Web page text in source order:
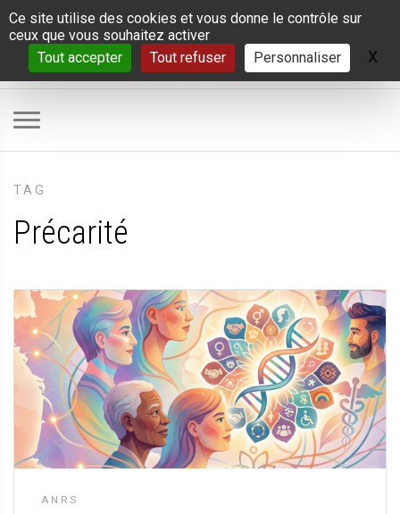
Panneau de gestion des cookies
Ce site utilise des cookies et vous donne le contrôle sur
ceux que vous souhaitez activer
Tout accepter
Tout refuser Personnaliser X
TAG
Précarité
ANRS